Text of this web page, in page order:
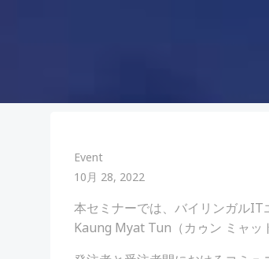
Event
10月 28, 2022
本セミナーでは、バイリンガル
Kaung Myat Tun（カゥン ミャッ